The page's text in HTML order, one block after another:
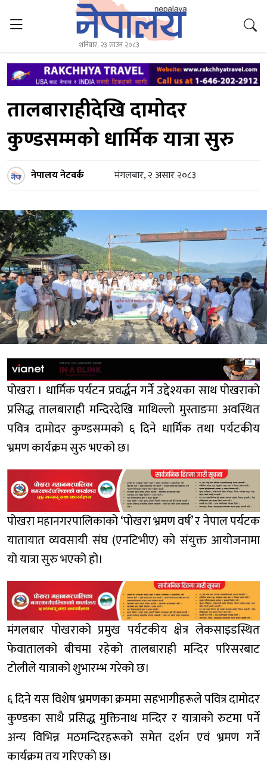
शनिबार, २३ साउन २०८३
तालबाराहीदेखि दामोदर
कुण्डसम्मको धार्मिक यात्रा सुरु
नेपालय नेटवर्क मंगलबार, २ असार २०८३
पोखरा । धार्मिक पर्यटन प्रवर्द्धन गर्ने उद्देश्यका साथ पोखराको
प्रसिद्ध तालबाराही मन्दिरदेखि माथिल्लो मुस्ताङमा अवस्थित
पवित्र दामोदर कुण्डसम्मको ६ दिने धार्मिक तथा पर्यटकीय
भ्रमण कार्यक्रम सुरु भएको छ।
पोखरा महानगरपालिकाको ‘पोखरा भ्रमण वर्ष’ र नेपाल पर्यटक
यातायात व्यवसायी संघ (एनटिभीए) को संयुक्त आयोजनामा
यो यात्रा सुरु भएको हो।
मंगलबार पोखराको प्रमुख पर्यटकीय क्षेत्र लेकसाइडस्थित
फेवातालको बीचमा रहेको तालबाराही मन्दिर परिसरबाट
टोलीले यात्राको शुभारम्भ गरेको छ।
६ दिने यस विशेष भ्रमणका क्रममा सहभागीहरूले पवित्र दामोदर
कुण्डका साथै प्रसिद्ध मुक्तिनाथ मन्दिर र यात्राको रुटमा पर्ने
अन्य विभिन्न मठमन्दिरहरूको समेत दर्शन एवं भ्रमण गर्ने
कार्यक्रम तय गरिएको छ।